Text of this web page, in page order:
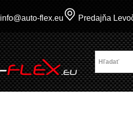
info@auto-flex.eu Predajňa